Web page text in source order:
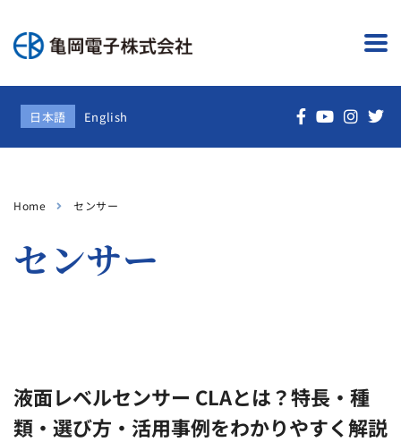
日本語 English
Home センサー
センサー
液面レベルセンサー CLAとは？特長・種
類・選び方・活用事例をわかりやすく解説